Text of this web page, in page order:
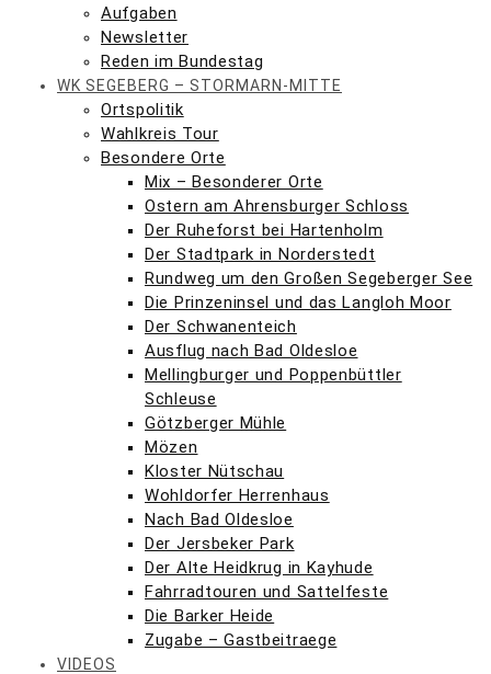
Aufgaben
Newsletter
Reden im Bundestag
WK SEGEBERG – STORMARN-MITTE
Ortspolitik
Wahlkreis Tour
Besondere Orte
Mix – Besonderer Orte
Ostern am Ahrensburger Schloss
Der Ruheforst bei Hartenholm
Der Stadtpark in Norderstedt
Rundweg um den Großen Segeberger See
Die Prinzeninsel und das Langloh Moor
Der Schwanenteich
Ausflug nach Bad Oldesloe
Mellingburger und Poppenbüttler
Schleuse
Götzberger Mühle
Mözen
Kloster Nütschau
Wohldorfer Herrenhaus
Nach Bad Oldesloe
Der Jersbeker Park
Der Alte Heidkrug in Kayhude
Fahrradtouren und Sattelfeste
Die Barker Heide
Zugabe – Gastbeitraege
VIDEOS